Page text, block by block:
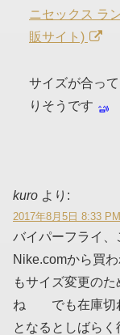
ニセックス ラ
販サイト)
サイズが合っ
りそうです
kuro より:
2017年8月5日 8:33 PM
バイパーフライ、
Nike.comから買
もサイズ変更の
ね でも在庫切れ
となるとしばらく